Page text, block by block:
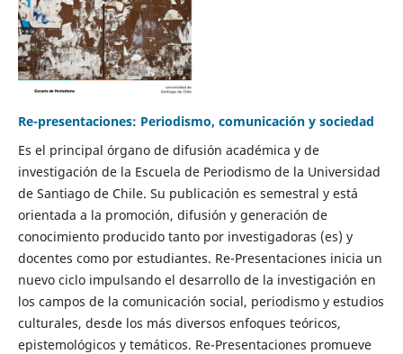
Re-presentaciones: Periodismo, comunicación y sociedad
Es el principal órgano de difusión académica y de
investigación de la Escuela de Periodismo de la Universidad
de Santiago de Chile. Su publicación es semestral y está
orientada a la promoción, difusión y generación de
conocimiento producido tanto por investigadoras (es) y
docentes como por estudiantes. Re-Presentaciones inicia un
nuevo ciclo impulsando el desarrollo de la investigación en
los campos de la comunicación social, periodismo y estudios
culturales, desde los más diversos enfoques teóricos,
epistemológicos y temáticos. Re-Presentaciones promueve